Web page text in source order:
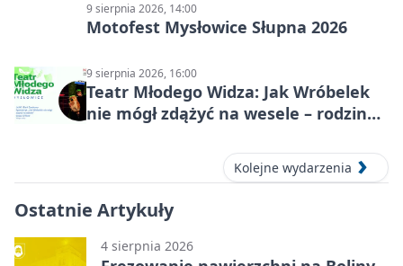
9 sierpnia 2026, 14:00
Motofest Mysłowice Słupna 2026
9 sierpnia 2026, 16:00
Teatr Młodego Widza: Jak Wróbelek
nie mógł zdążyć na wesele – rodzinny
Kolejne wydarzenia
Ostatnie Artykuły
4 sierpnia 2026